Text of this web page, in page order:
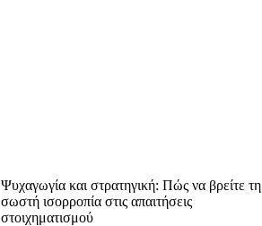
Ψυχαγωγία και στρατηγική: Πώς να βρείτε τη
σωστή ισορροπία στις απαιτήσεις
στοιχηματισμού